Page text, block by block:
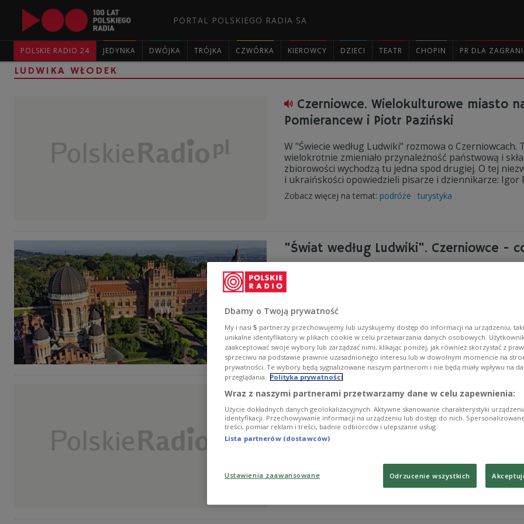
PORTAL POLSKIEGO RADIA SA
POLSKIE RADIO 24 JEDYNKA DWÓJKA TRÓJKA CZWÓRKA KIEROWCY DZIECI TEATR CHOPIN PR DLA
LUDWIKA WŁODEK
Czerniowce. Wielokulturowe miasto
Pomierancew i Piotr Paziński
W "Świecie według Ludwiki" rozmowa o
wielokrotnie zmieniało przynależność państwową i
zbiorowości wychodzą tu jedna spod drugiej. O tej
i ukraińskości opowiedzieli pisarze i dziennikarze: Igor
Zobacz więcej na temat: podróże turystyka
"Świat według Ludwiki". Czerniowce -
Bohaterem dzisiejszego odcinka "Świata wg Ludwiki"
miasto w XX wieku wielokrotnie zmieniało
różnych kultur i zbiorowości wychodzą tu jedna spod
Zobacz więcej na temat:
Grecka wyspa Kalymnos. Raj dla
Marcin Jamkowski
W ''Świecie według Ludwiki'' rozmowa o maleńkiej
części greckiego archipelagu wysp Dodekanez -
wspinaczy. Opowiadają o nim Marzena Hmielewicz i
Zobacz więcej na temat: podróże turystyka
Dbamy o Twoją prywatność
My i nasi 5 partnerzy przechowujemy lub uzyskujemy dostęp do informacji na urządzeniu,
unikalne identyfikatory w plikach cookie w celu przetwarzania danych osobowych.
zaakceptować swoje wybory lub zarządzać nimi, klikając poniżej, jak również skorzystać z
sprzeciwu na podstawie prawnie uzasadnionego interesu lub w dowolnym momencie na
prywatności. Te wybory będą sygnalizowane naszym partnerom i nie będą miały wpływu na
przeglądania. Polityka prywatności
Wraz z naszymi partnerami przetwarzamy dane w celu zapewnienia:
Użycie dokładnych danych geolokalizacyjnych. Aktywne skanowanie charakterystyki
identyfikacji. Przechowywanie informacji na urządzeniu lub dostęp do nich.
treści, pomiar reklam i treści, badnie odbiorców i ulepszanie usług.
Lista partnerów (dostawców)
Ustawienia zaawansowane Odrzucenie wszystkich